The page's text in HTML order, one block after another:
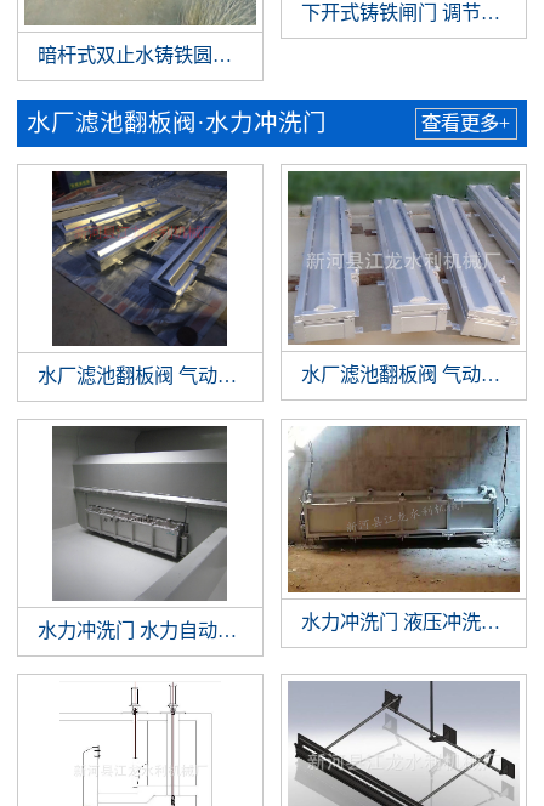
暗杆式双止水铸铁圆闸门
下开式铸铁闸门 调节堰门
水厂滤池翻板阀·水力冲洗门 查看更多+
水厂滤池翻板阀 气动翻板阀
水力冲洗门 水力自动冲洗门 门式冲洗系统 调蓄池门式冲洗
水力冲洗门 液压冲洗拍门